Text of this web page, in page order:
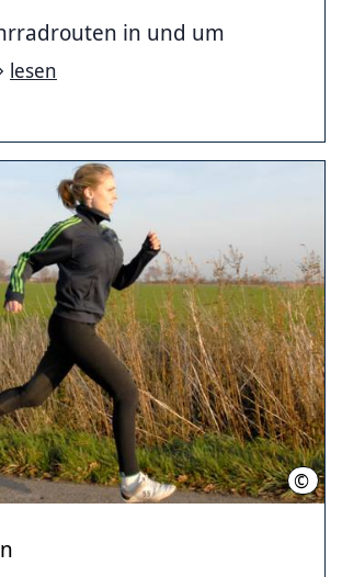
in und um
lesen
©